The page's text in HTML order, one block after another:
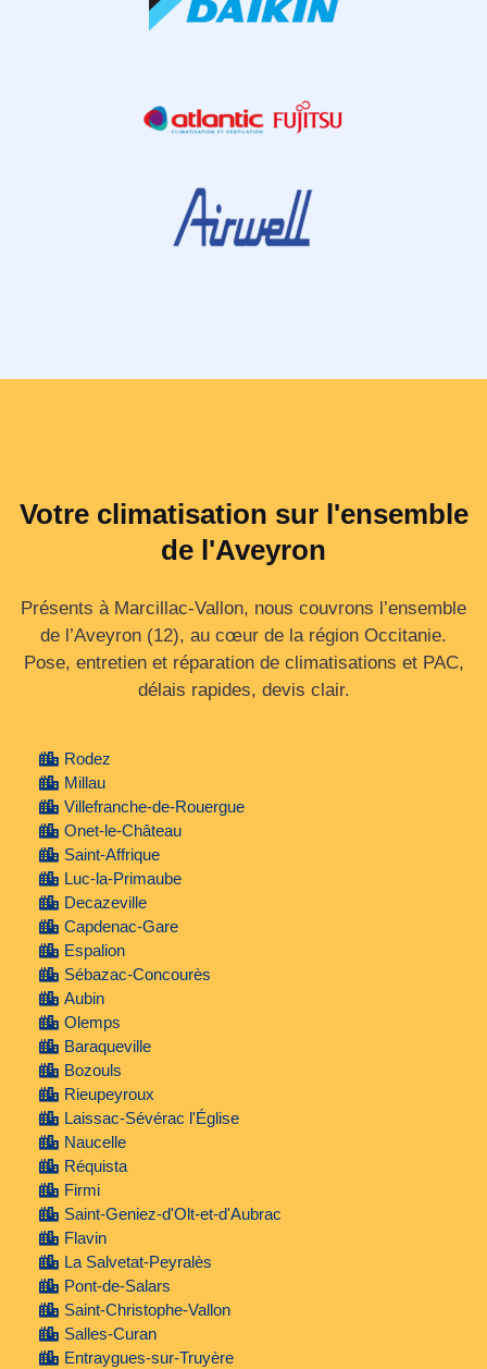
Votre climatisation sur l'ensemble
de l'Aveyron
Présents à Marcillac-Vallon, nous couvrons l’ensemble
de l’Aveyron (12), au cœur de la région Occitanie.
Pose, entretien et réparation de climatisations et PAC,
délais rapides, devis clair.
Rodez
Millau
Villefranche-de-Rouergue
Onet-le-Château
Saint-Affrique
Luc-la-Primaube
Decazeville
Capdenac-Gare
Espalion
Sébazac-Concourès
Aubin
Olemps
Baraqueville
Bozouls
Rieupeyroux
Laissac-Sévérac l'Église
Naucelle
Réquista
Firmi
Saint-Geniez-d'Olt-et-d'Aubrac
Flavin
La Salvetat-Peyralès
Pont-de-Salars
Saint-Christophe-Vallon
Salles-Curan
Entraygues-sur-Truyère